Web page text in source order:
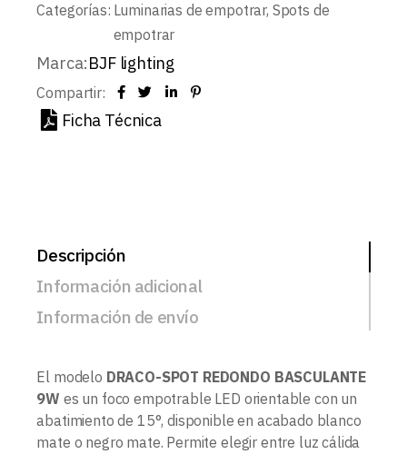
Categorías: Luminarias de empotrar, Spots de
empotrar
Marca:BJF lighting
Compartir:
Ficha Técnica
Descripción
Información adicional
Información de envío
El modelo DRACO-SPOT REDONDO BASCULANTE
9W es un foco empotrable LED orientable con un
abatimiento de 15°, disponible en acabado blanco
mate o negro mate. Permite elegir entre luz cálida